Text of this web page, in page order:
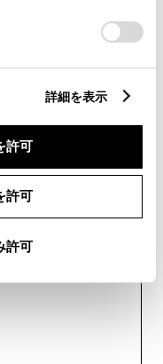
詳細を表示
許可
許可
許可
てくださ
はお待たせ